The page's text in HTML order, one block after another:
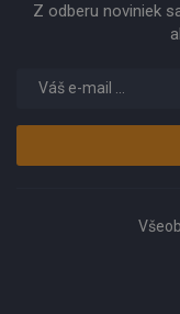
Z odberu noviniek